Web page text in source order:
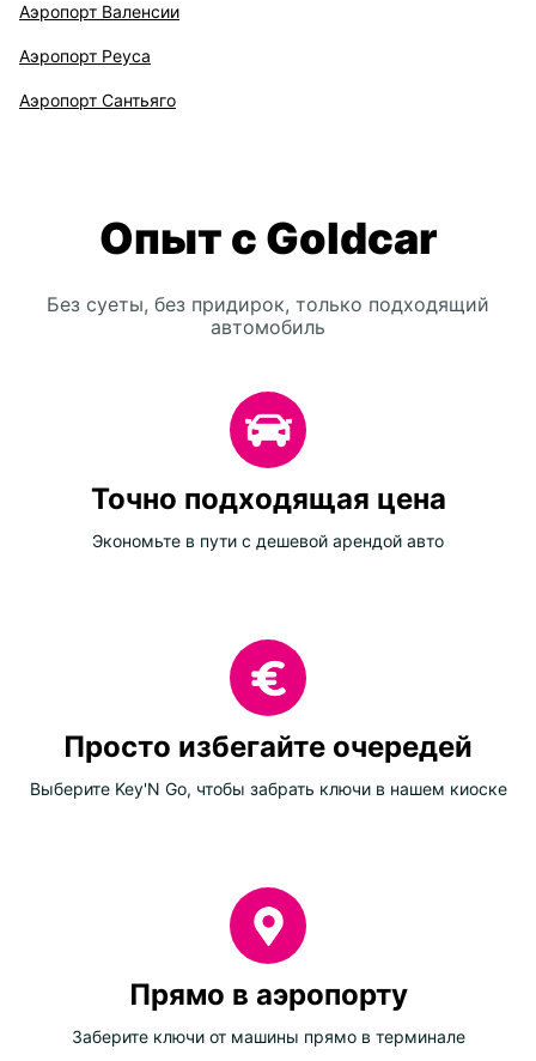
Аэропорт Валенсии
Аэропорт Реуса
Аэропорт Сантьяго
Опыт с Goldcar
Без суеты, без придирок, только подходящий
автомобиль
Точно подходящая цена
Экономьте в пути с дешевой арендой авто
Просто избегайте очередей
Выберите Key'N Go, чтобы забрать ключи в нашем киоске
Прямо в аэропорту
Заберите ключи от машины прямо в терминале